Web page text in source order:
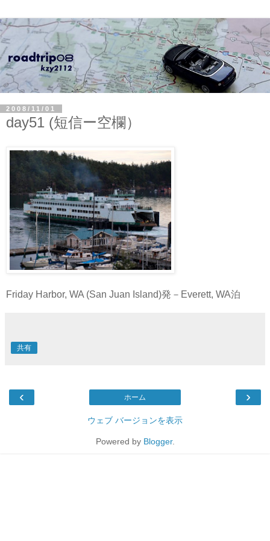
2008/11/01
day51 (短信ー空欄）
Friday Harbor, WA (San Juan Island)発－Everett, WA泊
共有
‹ ›
ホーム
ウェブ バージョンを表示
Powered by Blogger.